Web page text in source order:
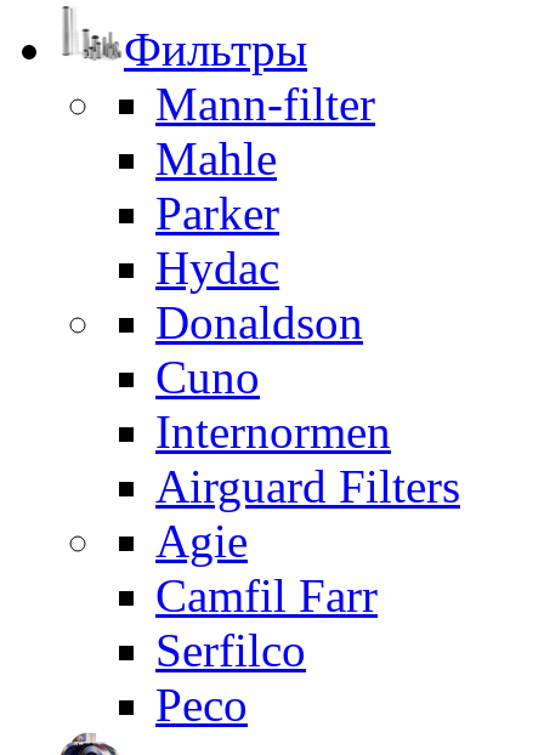
Фильтры
Mann-filter
Mahle
Parker
Hydac
Donaldson
Cuno
Internormen
Airguard Filters
Agie
Camfil Farr
Serfilco
Peco